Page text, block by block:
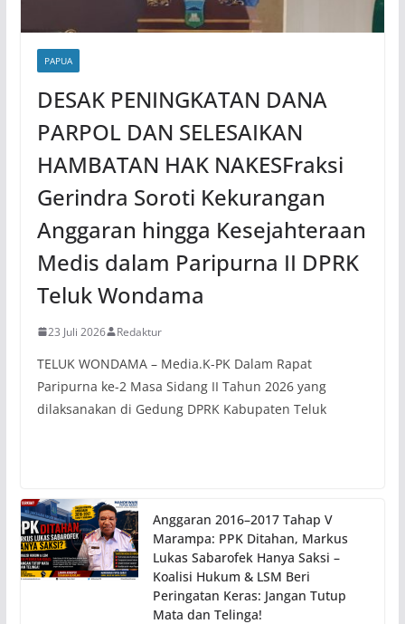
PAPUA
DESAK PENINGKATAN DANA
PARPOL DAN SELESAIKAN
HAMBATAN HAK NAKESFraksi
Gerindra Soroti Kekurangan
Anggaran hingga Kesejahteraan
Medis dalam Paripurna II DPRK
Teluk Wondama
23 Juli 2026 Redaktur
TELUK WONDAMA – Media.K-PK Dalam Rapat
Paripurna ke-2 Masa Sidang II Tahun 2026 yang
dilaksanakan di Gedung DPRK Kabupaten Teluk
Anggaran 2016–2017 Tahap V
Marampa: PPK Ditahan, Markus
Lukas Sabarofek Hanya Saksi –
Koalisi Hukum & LSM Beri
Peringatan Keras: Jangan Tutup
Mata dan Telinga!